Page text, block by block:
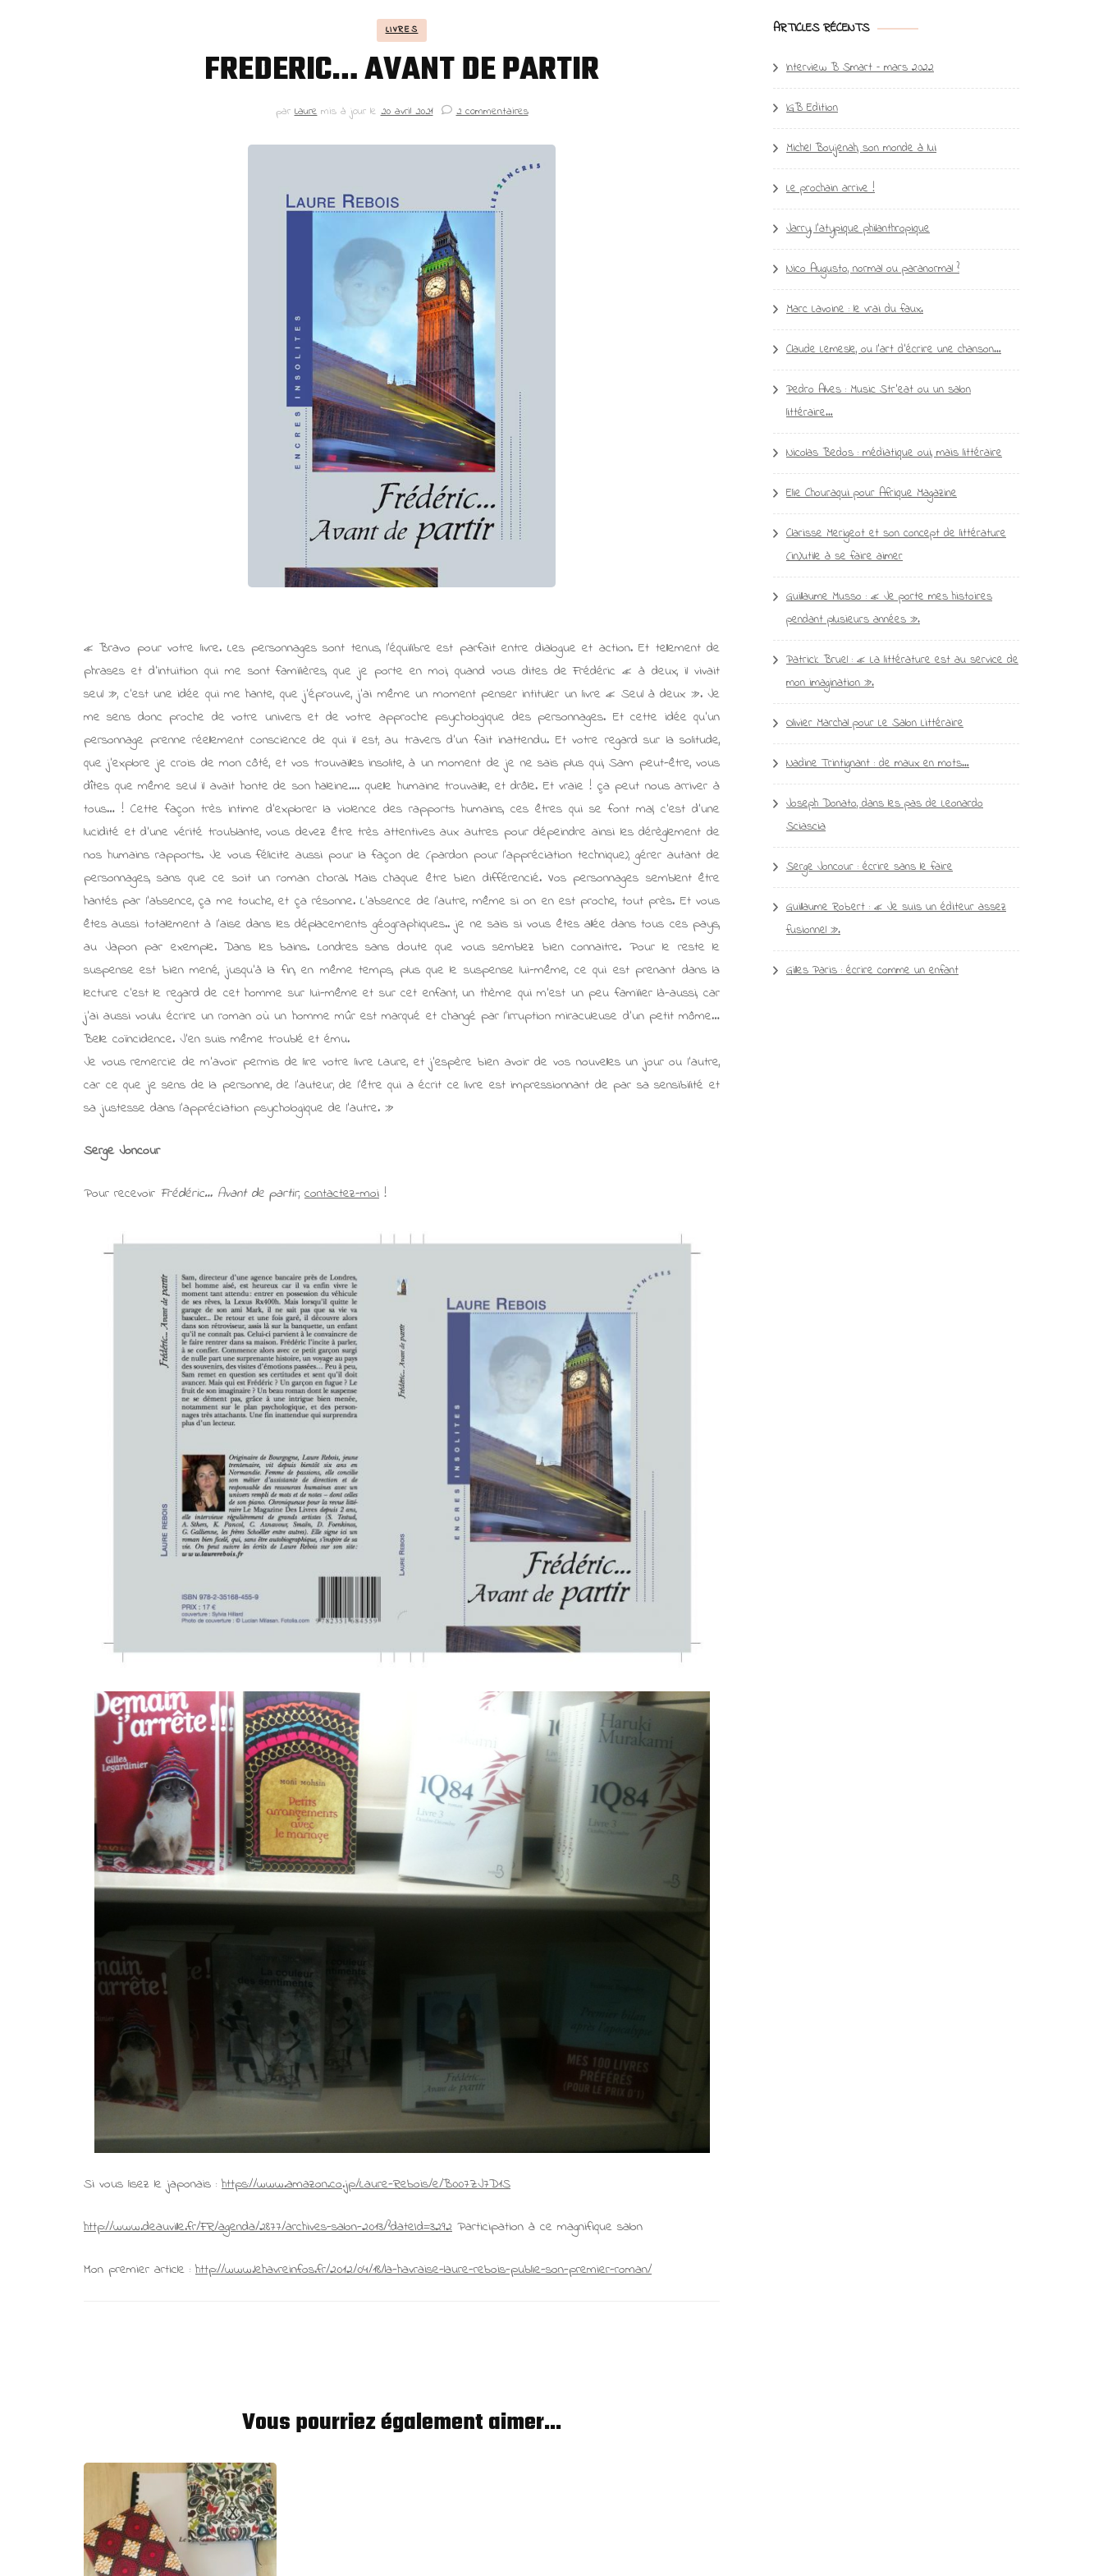
LIVRES
FREDERIC… AVANT DE PARTIR
par Laure mis à jour le 20 avril 2021 2 commentaires
« Bravo pour votre livre. Les personnages sont tenus, l’équilibre est parfait entre dialogue et action. Et tellement de
phrases et d’intuition qui me sont familières, que je porte en moi, quand vous dites de Frédéric « à deux, il vivait
seul », c’est une idée qui me hante, que j’éprouve, j’ai même un moment penser intituler un livre « Seul à deux ». Je
me sens donc proche de votre univers et de votre approche psychologique des personnages. Et cette idée qu’un
personnage prenne réellement conscience de qui il est, au travers d’un fait inattendu. Et votre regard sur la solitude,
que j’explore je crois de mon côté, et vos trouvailles insolite, à un moment de je ne sais plus qui, Sam peut-être, vous
dîtes que même seul il avait honte de son haleine…. quelle humaine trouvaille, et drôle. Et vraie ! ça peut nous arriver à
tous… ! Cette façon très intime d’explorer la violence des rapports humains, ces êtres qui se font mal, c’est d’une
lucidité et d’une vérité troublante, vous devez être très attentives aux autres pour dépeindre ainsi les dérèglement de
nos humains rapports. Je vous félicite aussi pour la façon de (pardon pour l’appréciation technique), gérer autant de
personnages, sans que ce soit un roman choral. Mais chaque être bien différencié. Vos personnages semblent être
hantés par l’absence, ça me touche, et ça résonne. L’absence de l’autre, même si on en est proche, tout près. Et vous
êtes aussi totalement à l’aise dans les déplacements géographiques.. je ne sais si vous êtes allée dans tous ces pays,
au Japon par exemple. Dans les bains. Londres sans doute que vous semblez bien connaitre. Pour le reste le
suspense est bien mené, jusqu’à la fin, en même temps, plus que le suspense lui-même, ce qui est prenant dans la
lecture c’est le regard de cet homme sur lui-même et sur cet enfant, un thème qui m’est un peu familier là-aussi, car
j’ai aussi voulu écrire un roman où un homme mûr est marqué et changé par l’irruption miraculeuse d’un petit môme…
Belle coïncidence. J’en suis même troublé et ému.
Je vous remercie de m’avoir permis de lire votre livre Laure, et j’espère bien avoir de vos nouvelles un jour ou l’autre,
car ce que je sens de la personne, de l’auteur, de l’être qui a écrit ce livre est impressionnant de par sa sensibilité et
sa justesse dans l’appréciation psychologique de l’autre. »
Serge Joncour
Pour recevoir Frédéric… Avant de partir, contactez-moi !
Si vous lisez le japonais : https://www.amazon.co.jp/Laure-Rebois/e/B007ZJ7D1S
http://www.deauville.fr/FR/agenda/2877/archives-salon-2013/?dateId=3292 Participation à ce magnifique salon
Mon premier article : http://www.lehavreinfos.fr/2012/04/18/la-havraise-laure-rebois-publie-son-premier-roman/
Vous pourriez également aimer...
ARTICLES RÉCENTS
Interview B Smart – mars 2022
IGB Edition
Michel Boujenah, son monde à lui
Le prochain arrive !
Jarry, l’atypique philanthropique
Nico Augusto, normal ou paranormal ?
Marc Lavoine : le vrai du faux.
Claude Lemesle, ou l’art d’écrire une chanson…
Pedro Alves : Music Str’eat ou un salon
littéraire…
Nicolas Bedos : médiatique oui, mais littéraire
Elie Chouraqui pour Afrique Magazine
Clarisse Merigeot et son concept de littérature
(in)utile à se faire aimer
Guillaume Musso : « Je porte mes histoires
pendant plusieurs années ».
Patrick Bruel : « La littérature est au service de
mon imagination ».
Olivier Marchal pour Le Salon Littéraire
Nadine Trintignant : de maux en mots…
Joseph Donato, dans les pas de Leonardo
Sciascia
Serge Joncour : écrire sans le faire
Guillaume Robert : « Je suis un éditeur assez
fusionnel ».
Gilles Paris : écrire comme un enfant